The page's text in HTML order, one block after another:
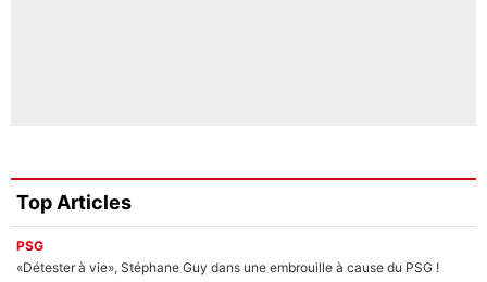
Top Articles
PSG
«Détester à vie», Stéphane Guy dans une embrouille à cause du PSG !